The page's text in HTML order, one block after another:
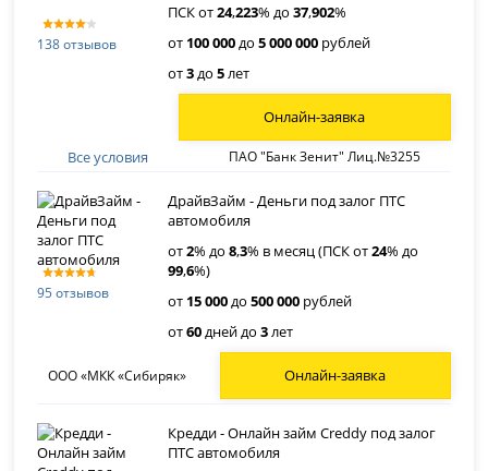
138 отзывов
ПСК от24,223% до37,902%
от 100 000до5 000 000 рублей
от3до5лет
Все условия ПАО "Банк Зенит" Лиц.№3255
Онлайн-заявка
95 отзывов
ДрайвЗайм - Деньги под залог ПТС
автомобиля
от2% до8,3% в месяц (ПСК от24% до
99,6%)
от 15 000до500 000 рублей
от60дней до3лет
ООО «МКК «Сибиряк» Онлайн-заявка
Кредди - Онлайн займ Creddy под залог
ПТС автомобиля